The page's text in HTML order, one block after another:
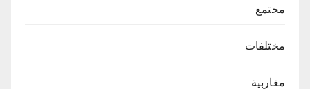
مجتمع
مختلفات
مغاربية